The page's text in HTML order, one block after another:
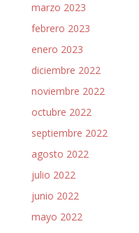
marzo 2023
febrero 2023
enero 2023
diciembre 2022
noviembre 2022
octubre 2022
septiembre 2022
agosto 2022
julio 2022
junio 2022
mayo 2022